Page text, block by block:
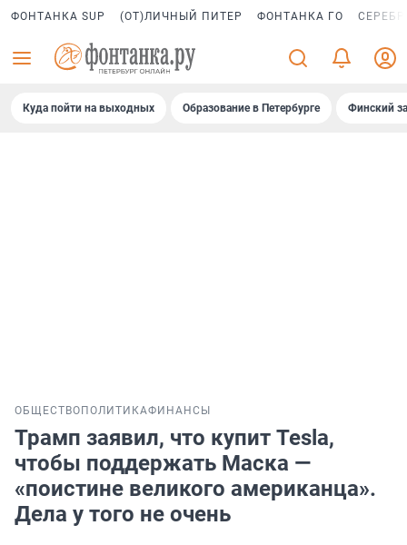
ФОНТАНКА SUP (ОТ)ЛИЧНЫЙ ПИТЕР ФОНТАНКА ГО
Куда пойти на выходных Образование в Петербурге Финский
ОБЩЕСТВО ПОЛИТИКАФИНАНСЫ
Трамп заявил, что купит Tesla,
чтобы поддержать Маска —
«поистине великого американца».
Дела у того не очень